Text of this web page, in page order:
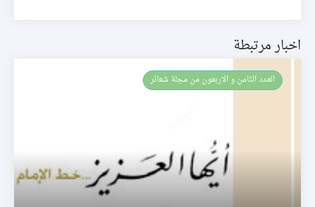
اخبار مرتبطة
العـدد الثامن و الاربعون من مجلة شعائر